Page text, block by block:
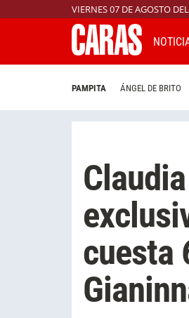
VIERNES 07 DE AGOSTO
PAMPITA ÁNGEL DE BRITO
cuesta